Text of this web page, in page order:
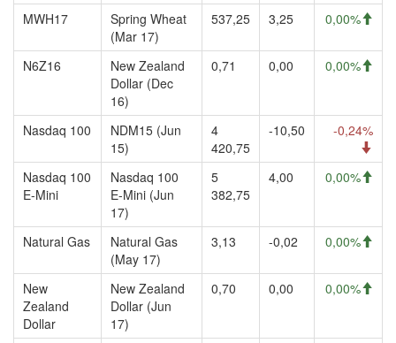
MWH17
Spring Wheat
(Mar 17)
537,25 3,25 0,00%
N6Z16
New Zealand
Dollar (Dec
16)
0,71 0,00 0,00%
Nasdaq 100
NDM15 (Jun
15)
4
420,75
-10,50 -0,24%
Nasdaq 100
E-Mini
Nasdaq 100
E-Mini (Jun
17)
5
382,75
4,00 0,00%
Natural Gas
Natural Gas
(May 17)
3,13 -0,02 0,00%
New
Zealand
Dollar
New Zealand
Dollar (Jun
17)
0,70 0,00 0,00%